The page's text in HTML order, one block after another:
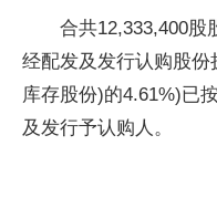
合共12,333,400股
经配发及发行认购股份
库存股份)的4.61%)已
及发行予认购人。